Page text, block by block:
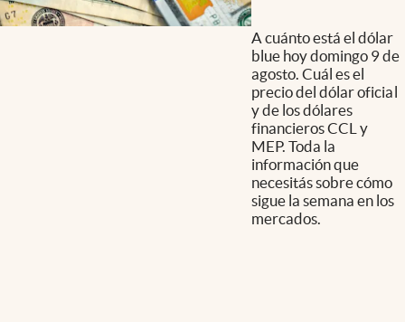
A cuánto está el dólar
blue hoy domingo 9 de
agosto. Cuál es el
precio del dólar oficial
y de los dólares
financieros CCL y
MEP. Toda la
información que
necesitás sobre cómo
sigue la semana en los
mercados.